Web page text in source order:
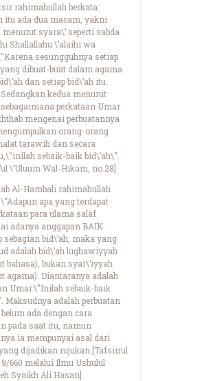
rahimahullah berkata:
itu ada dua macam, yakni
menurut syara\’ seperti sabda
Shallallahu \’alaihi wa
sesungguhnya setiap
dibuat-buat dalam agama
dan setiap bid\’ah itu
kedua menurut
perkataan Umar
mengenai perbuatannya
orang-orang
tarawih dan secara
sebaik-baik bid\’ah\".
\’Uluum Wal-Hikam, no.28]
Al-Hambali rahimahullah
apa yang terdapat
para ulama salaf
adanya anggapan BAIK
sebagian bid\’ah, maka yang
adalah bid\’ah lughawiyyah
bahasa), bukan syar\’iyyah
agama). Diantaranya adalah
Umar:\"Inilah sebaik-baik
Maksudnya adalah perbuatan
ada dengan cara
pada saat itu, namun
ia mempunyai asal dari
dijadikan rujukan.[Tafsiirul
660 melalui Ilmu Ushulul
Syaikh Ali Hasan]